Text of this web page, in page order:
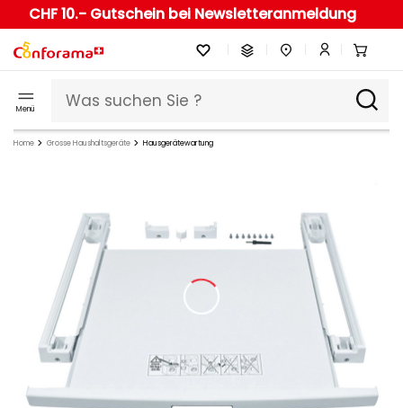
CHF 10.- Gutschein bei Newsletteranmeldung
Menü
Home Grosse Haushaltsgeräte Hausgerätewartung